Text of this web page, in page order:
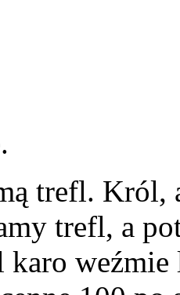
trefl. Król,
trefl, a